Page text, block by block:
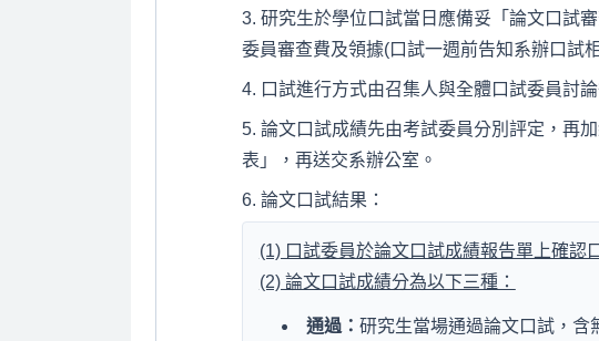
研究生於學位口試當日應備妥「論文口試
委員審查費及領據(口試一週前告知系辦口試
口試進行方式由召集人與全體口試委員討論
論文口試成績先由考試委員分別評定，再
表」，再送交系辦公室。
論文口試結果：
(1) 口試委員於論文口試成績報告單上確認
(2) 論文口試成績分為以下三種：
通過： 研究生當場通過論文口試，含